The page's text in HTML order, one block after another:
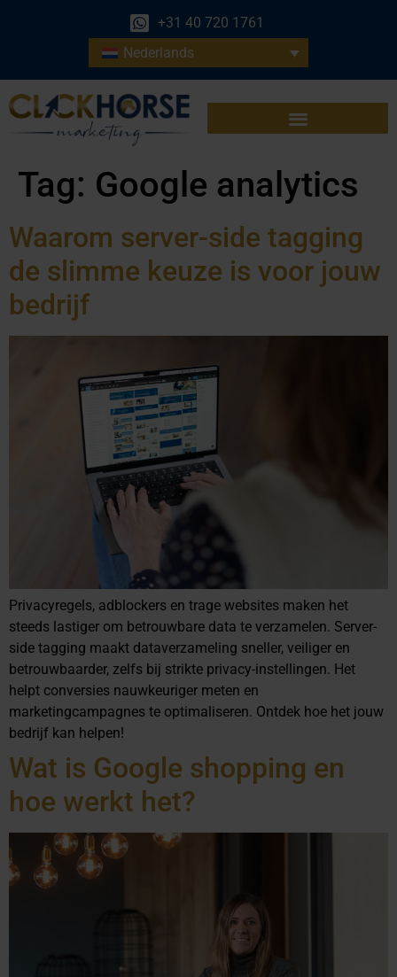
+31 40 720 1761
Nederlands
Tag: Google analytics
Waarom server-side tagging
de slimme keuze is voor jouw
bedrijf
Privacyregels, adblockers en trage websites maken het
steeds lastiger om betrouwbare data te verzamelen. Server-
side tagging maakt dataverzameling sneller, veiliger en
betrouwbaarder, zelfs bij strikte privacy-instellingen. Het
helpt conversies nauwkeuriger meten en
marketingcampagnes te optimaliseren. Ontdek hoe het jouw
bedrijf kan helpen!
Wat is Google shopping en
hoe werkt het?